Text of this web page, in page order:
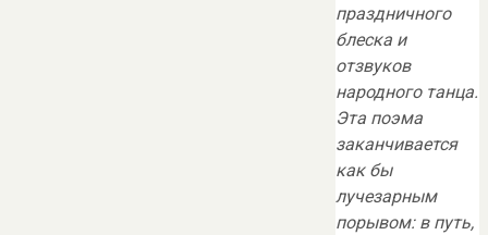
праздничного
блеска и
отзвуков
народного танца.
Эта поэма
заканчивается
как бы
лучезарным
порывом: в путь,